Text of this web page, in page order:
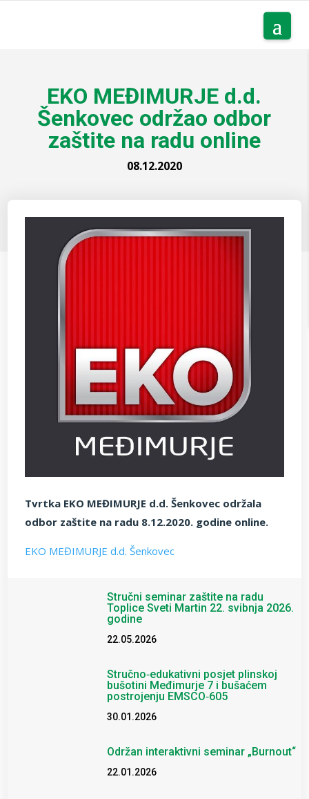
EKO MEĐIMURJE d.d.
Šenkovec održao odbor
zaštite na radu online
08.12.2020
Tvrtka EKO MEĐIMURJE d.d. Šenkovec održala
odbor zaštite na radu 8.12.2020. godine online.
EKO MEĐIMURJE d.d. Šenkovec
Stručni seminar zaštite na radu
Toplice Sveti Martin 22. svibnja 2026.
godine
22.05.2026
Stručno‑edukativni posjet plinskoj
bušotini Međimurje 7 i bušaćem
postrojenju EMSCO‑605
30.01.2026
Održan interaktivni seminar „Burnout“
22.01.2026